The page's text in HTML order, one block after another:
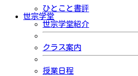
ひとこと書評
世宗学堂
世宗学堂紹介
クラス案内
授業日程